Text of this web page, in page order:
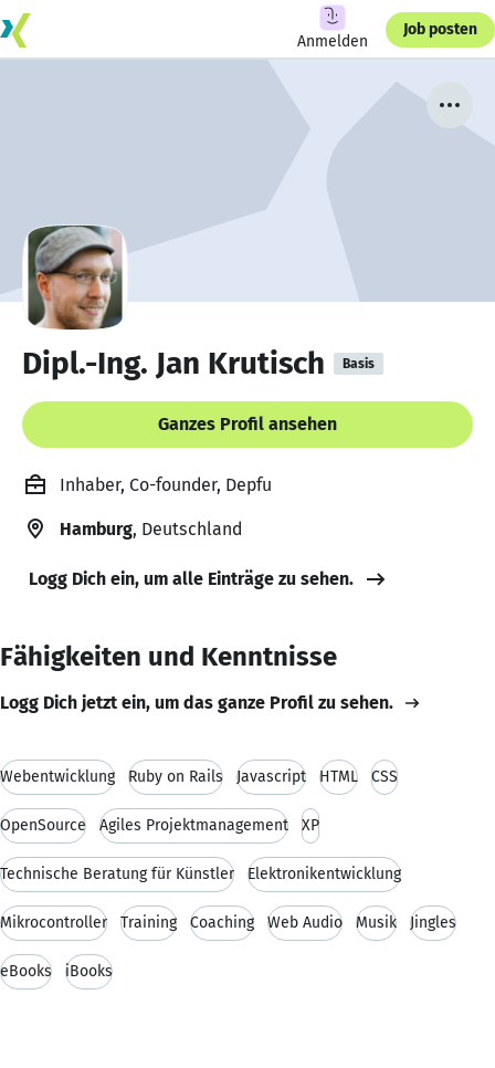
Anmelden
Job posten
Dipl.-Ing. Jan Krutisch Basis
Ganzes Profil ansehen
Inhaber, Co-founder, Depfu
Hamburg, Deutschland
Logg Dich ein, um alle Einträge zu sehen.
Fähigkeiten und Kenntnisse
Logg Dich jetzt ein, um das ganze Profil zu sehen.
Webentwicklung Ruby on Rails Javascript HTML CSS
OpenSource Agiles Projektmanagement XP
Technische Beratung für Künstler Elektronikentwicklung
Mikrocontroller Training Coaching Web Audio Musik Jingles
eBooks iBooks